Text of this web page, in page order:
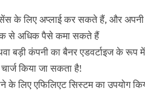
के लिए अप्लाई कर सकते हैं, और अपनी
से अधिक पैसे कमा सकते हैं
बड़ी कंपनी का बैनर एडवर्टाइज के रूप
चार्ज किया जा सकता है!
लिए एफिलिएट सिस्टम का उपयोग